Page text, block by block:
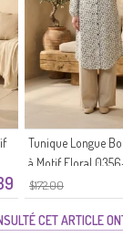
$172.00
Tunique Longue
à Motif Floral
Pierre
CET ARTICLE